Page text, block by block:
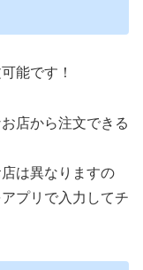
能です！
店から注文できる
は異なりますの
プリで入力してチ